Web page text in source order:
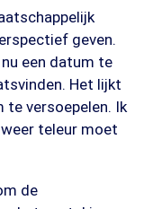
geven.
een datum te
Het lijkt
te versoepelen. Ik
teleur moet
de